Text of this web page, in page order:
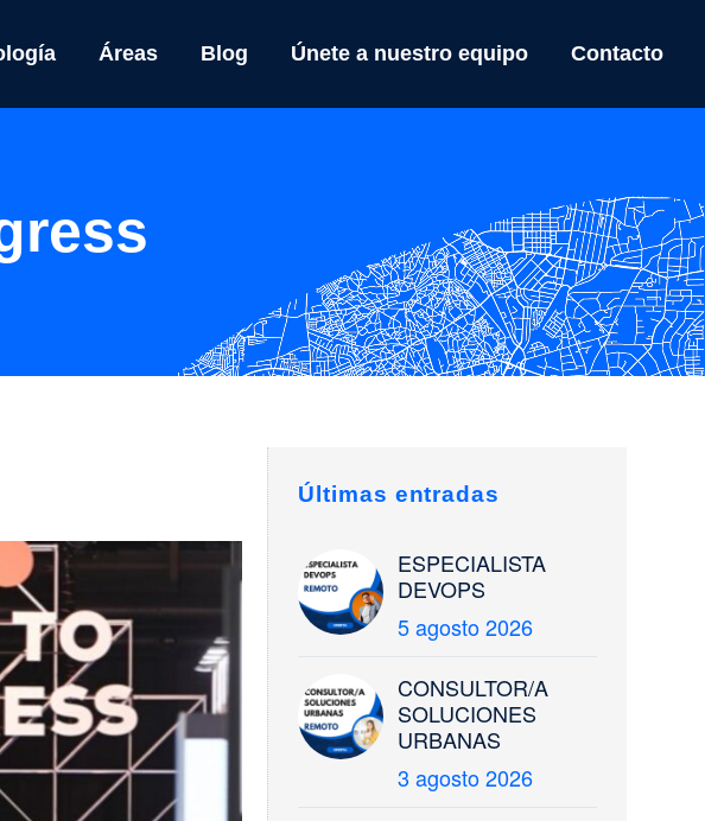
Áreas Blog Únete a nuestro equipo Contacto
Últimas entradas
ESPECIALISTA
DEVOPS
5 agosto 2026
CONSULTOR/A
SOLUCIONES
URBANAS
3 agosto 2026